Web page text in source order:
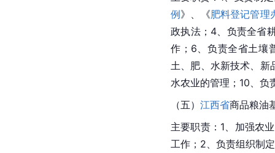
例》、《肥料登记管理
政执法；4、负责全省
作；6、负责全省土壤
土、肥、水新技术、新
水农业的管理；10、负
（五） 江西省商品粮油
主要职责：1、加强农业
工作；2、负责组织制